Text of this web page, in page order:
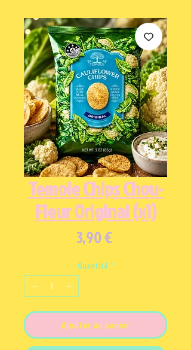
Temole Chips Chou-
Fleur Original (x1)
3,90 €Prix
Quantité *
Ajouter au panier